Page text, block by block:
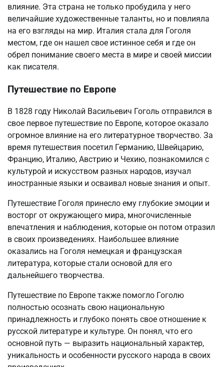
влияние. Эта страна не только пробудила у него
величайшие художественные таланты, но и повлияла
на его взгляды на мир. Италия стала для Гоголя
местом, где он нашел свое истинное себя и где он
обрел понимание своего места в мире и своей миссии
как писателя.
Путешествие по Европе
В 1828 году Николай Васильевич Гоголь отправился в
свое первое путешествие по Европе, которое оказало
огромное влияние на его литературное творчество. За
время путешествия посетил Германию, Швейцарию,
Францию, Италию, Австрию и Чехию, познакомился с
культурой и искусством разных народов, изучал
иностранные языки и осваивал новые знания и опыт.
Путешествие Гоголя принесло ему глубокие эмоции и
восторг от окружающего мира, многочисленные
впечатления и наблюдения, которые он потом отразил
в своих произведениях. Наибольшее влияние
оказались на Гоголя немецкая и французская
литература, которые стали основой для его
дальнейшего творчества.
Путешествие по Европе также помогло Гоголю
полностью осознать свою национальную
принадлежность и глубоко понять свое отношение к
русской литературе и культуре. Он понял, что его
основной путь — выразить национальный характер,
уникальность и особенности русского народа в своих